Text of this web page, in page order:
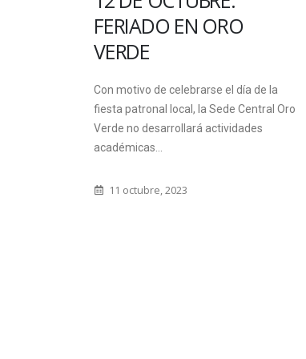
FERIADO EN ORO
VERDE
Con motivo de celebrarse el día de la
fiesta patronal local, la Sede Central Oro
Verde no desarrollará actividades
académicas...
11 octubre, 2023